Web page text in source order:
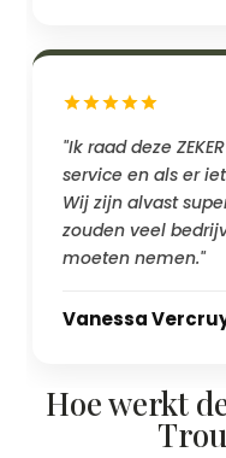
"Ik raad deze
service en als er
Wij zijn alvast
zouden veel
moeten nemen."
Vanessa
Hoe werkt